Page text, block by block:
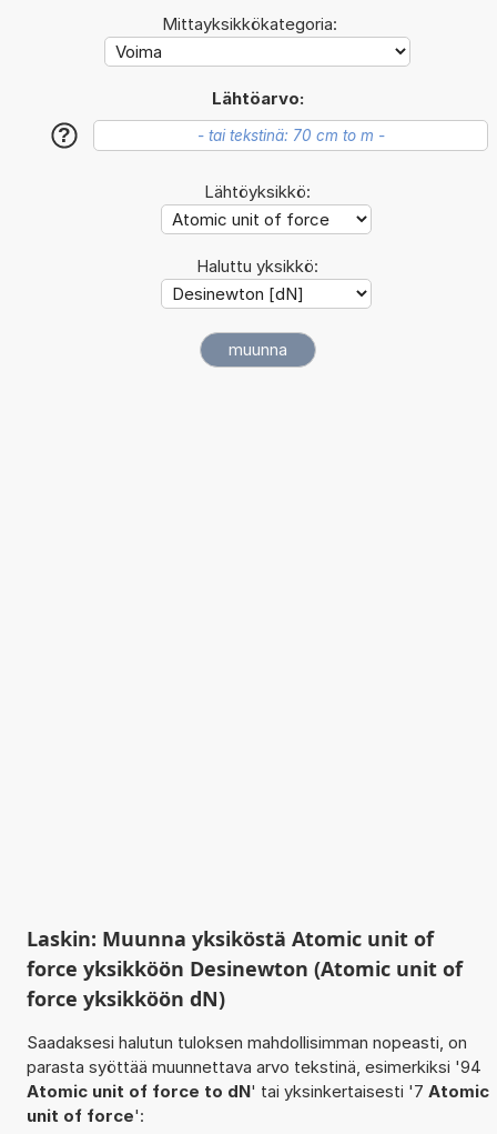
Mittayksikkökategoria:
Lähtöarvo:
?
Lähtöyksikkö:
Haluttu yksikkö:
Laskin: Muunna yksiköstä Atomic unit of
force yksikköön Desinewton (Atomic unit of
force yksikköön dN)
Saadaksesi halutun tuloksen mahdollisimman nopeasti, on
parasta syöttää muunnettava arvo tekstinä, esimerkiksi '94
Atomic unit of force to dN' tai yksinkertaisesti '7 Atomic
unit of force':